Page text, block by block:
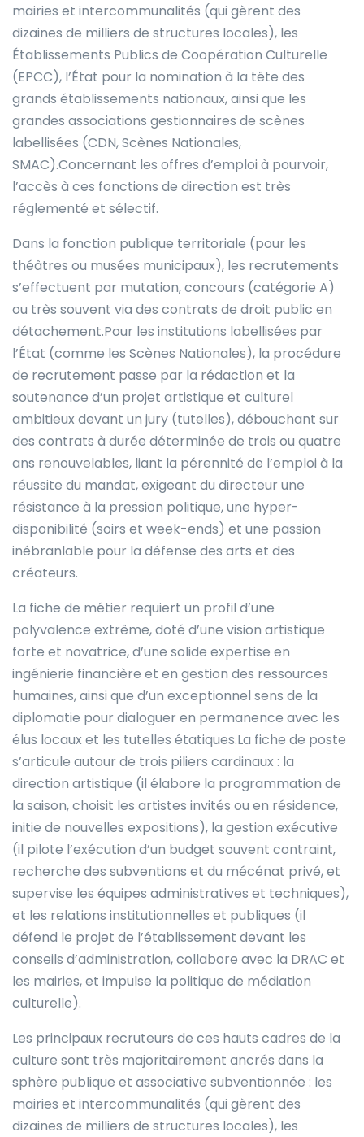
mairies et intercommunalités (qui gèrent des
dizaines de milliers de structures locales), les
Établissements Publics de Coopération Culturelle
(EPCC), l’État pour la nomination à la tête des
grands établissements nationaux, ainsi que les
grandes associations gestionnaires de scènes
labellisées (CDN, Scènes Nationales,
SMAC).Concernant les offres d’emploi à pourvoir,
l’accès à ces fonctions de direction est très
réglementé et sélectif.
Dans la fonction publique territoriale (pour les
théâtres ou musées municipaux), les recrutements
s’effectuent par mutation, concours (catégorie A)
ou très souvent via des contrats de droit public en
détachement.Pour les institutions labellisées par
l’État (comme les Scènes Nationales), la procédure
de recrutement passe par la rédaction et la
soutenance d’un projet artistique et culturel
ambitieux devant un jury (tutelles), débouchant sur
des contrats à durée déterminée de trois ou quatre
ans renouvelables, liant la pérennité de l’emploi à la
réussite du mandat, exigeant du directeur une
résistance à la pression politique, une hyper-
disponibilité (soirs et week-ends) et une passion
inébranlable pour la défense des arts et des
créateurs.
La fiche de métier requiert un profil d’une
polyvalence extrême, doté d’une vision artistique
forte et novatrice, d’une solide expertise en
ingénierie financière et en gestion des ressources
humaines, ainsi que d’un exceptionnel sens de la
diplomatie pour dialoguer en permanence avec les
élus locaux et les tutelles étatiques.La fiche de poste
s’articule autour de trois piliers cardinaux : la
direction artistique (il élabore la programmation de
la saison, choisit les artistes invités ou en résidence,
initie de nouvelles expositions), la gestion exécutive
(il pilote l’exécution d’un budget souvent contraint,
recherche des subventions et du mécénat privé, et
supervise les équipes administratives et techniques),
et les relations institutionnelles et publiques (il
défend le projet de l’établissement devant les
conseils d’administration, collabore avec la DRAC et
les mairies, et impulse la politique de médiation
culturelle).
Les principaux recruteurs de ces hauts cadres de la
culture sont très majoritairement ancrés dans la
sphère publique et associative subventionnée : les
mairies et intercommunalités (qui gèrent des
dizaines de milliers de structures locales), les